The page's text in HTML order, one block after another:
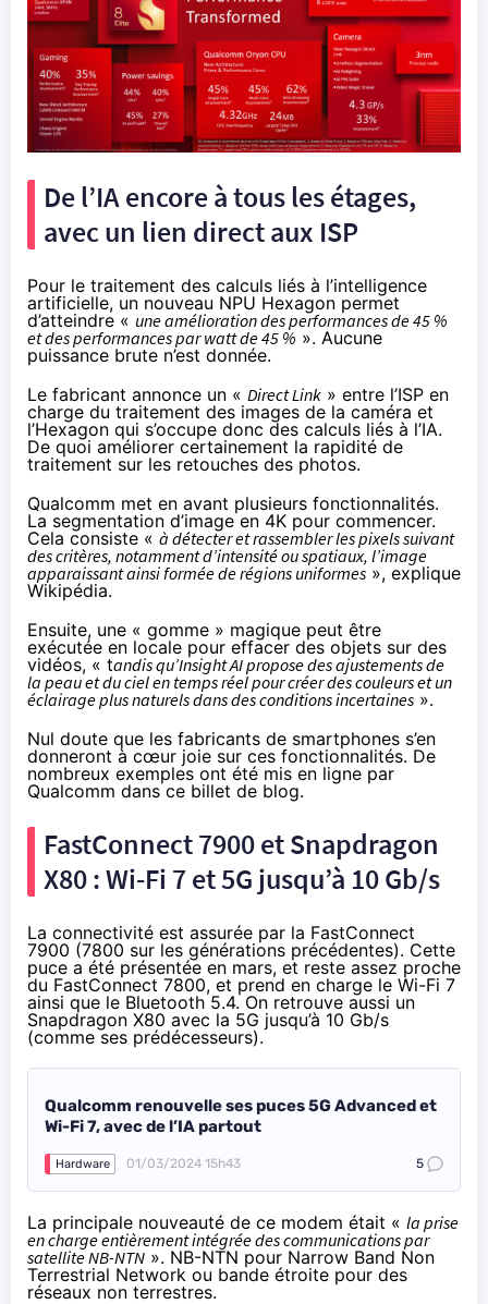
De l’IA encore à tous les étages,
avec un lien direct aux ISP
Pour le traitement des calculs liés à l’intelligence
artificielle, un nouveau NPU Hexagon permet
d’atteindre « une amélioration des performances de 45 %
et des performances par watt de 45 % ». Aucune
puissance brute n’est donnée.
Le fabricant annonce un « Direct Link » entre l’ISP en
charge du traitement des images de la caméra et
l’Hexagon qui s’occupe donc des calculs liés à l’IA.
De quoi améliorer certainement la rapidité de
traitement sur les retouches des photos.
Qualcomm met en avant plusieurs fonctionnalités.
La segmentation d’image en 4K pour commencer.
Cela consiste « à détecter et rassembler les pixels suivant
des critères, notamment d’intensité ou spatiaux, l’image
apparaissant ainsi formée de régions uniformes », explique
Wikipédia.
Ensuite, une « gomme » magique peut être
exécutée en locale pour effacer des objets sur des
vidéos, « tandis qu’Insight AI propose des ajustements de
la peau et du ciel en temps réel pour créer des couleurs et un
éclairage plus naturels dans des conditions incertaines ».
Nul doute que les fabricants de smartphones s’en
donneront à cœur joie sur ces fonctionnalités. De
nombreux exemples ont été mis en ligne par
Qualcomm dans ce billet de blog.
FastConnect 7900 et Snapdragon
X80 : Wi-Fi 7 et 5G jusqu’à 10 Gb/s
La connectivité est assurée par la FastConnect
7900 (7800 sur les générations précédentes). Cette
puce a été présentée en mars, et reste assez proche
du FastConnect 7800, et prend en charge le Wi-Fi 7
ainsi que le Bluetooth 5.4. On retrouve aussi un
Snapdragon X80 avec la 5G jusqu’à 10 Gb/s
(comme ses prédécesseurs).
Qualcomm renouvelle ses puces 5G Advanced et
Wi-Fi 7, avec de l’IA partout
Hardware 01/03/2024 15h43 5
La principale nouveauté de ce modem était « la prise
en charge entièrement intégrée des communications par
satellite NB-NTN ». NB-NTN pour Narrow Band Non
Terrestrial Network ou bande étroite pour des
réseaux non terrestres.